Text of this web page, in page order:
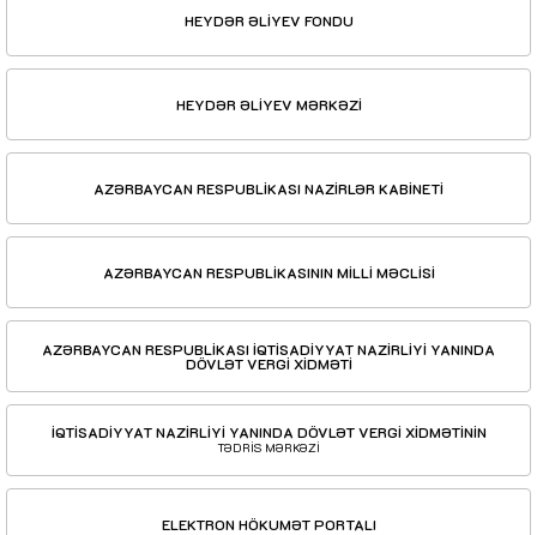
HEYDƏR ƏLİYEV FONDU
HEYDƏR ƏLİYEV MƏRKƏZİ
AZƏRBAYCAN RESPUBLİKASI NAZİRLƏR KABİNETİ
AZƏRBAYCAN RESPUBLİKASININ MİLLİ MƏCLİSİ
AZƏRBAYCAN RESPUBLİKASI İQTİSADİYYAT NAZİRLİYİ YANINDA
DÖVLƏT VERGİ XİDMƏTİ
İQTİSADİYYAT NAZİRLİYİ YANINDA DÖVLƏT VERGİ XİDMƏTİNİN
TƏDRİS MƏRKƏZİ
ELEKTRON HÖKUMƏT PORTALI